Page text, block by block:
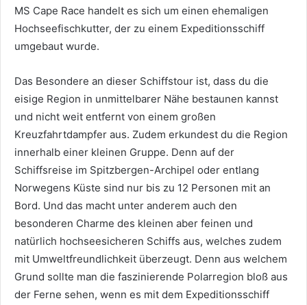
MS Cape Race handelt es sich um einen ehemaligen
Hochseefischkutter, der zu einem Expeditionsschiff
umgebaut wurde.
Das Besondere an dieser Schiffstour ist, dass du die
eisige Region in unmittelbarer Nähe bestaunen kannst
und nicht weit entfernt von einem großen
Kreuzfahrtdampfer aus. Zudem erkundest du die Region
innerhalb einer kleinen Gruppe. Denn auf der
Schiffsreise im Spitzbergen-Archipel oder entlang
Norwegens Küste sind nur bis zu 12 Personen mit an
Bord. Und das macht unter anderem auch den
besonderen Charme des kleinen aber feinen und
natürlich hochseesicheren Schiffs aus, welches zudem
mit Umweltfreundlichkeit überzeugt. Denn aus welchem
Grund sollte man die faszinierende Polarregion bloß aus
der Ferne sehen, wenn es mit dem Expeditionsschiff